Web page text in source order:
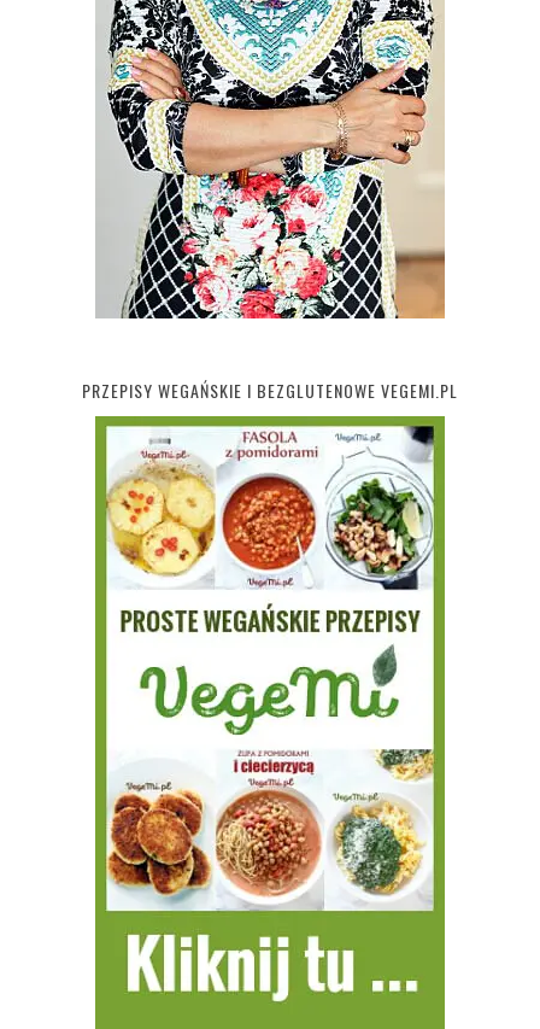
PRZEPISY WEGAŃSKIE I BEZGLUTENOWE VEGEMI.PL